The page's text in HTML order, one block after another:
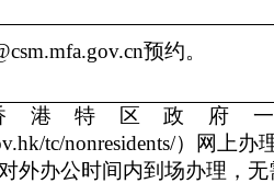
预约。
港特区政府
tc/nonresidents/）网上办
外办公时间内到场办理，无